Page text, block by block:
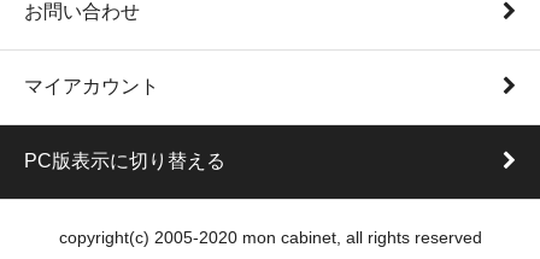
お問い合わせ
マイアカウント
PC版表示に切り替える
copyright(c) 2005-2020 mon cabinet, all rights reserved